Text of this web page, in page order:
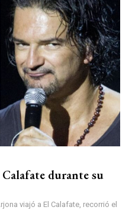
durante su
viajó a El Calafate, recorrió el